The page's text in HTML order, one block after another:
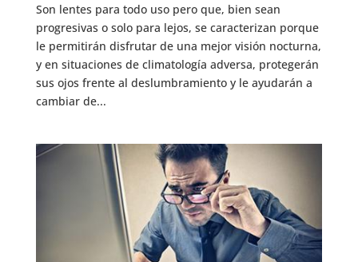
Son lentes para todo uso pero que, bien sean
progresivas o solo para lejos, se caracterizan porque
le permitirán disfrutar de una mejor visión nocturna,
y en situaciones de climatología adversa, protegerán
sus ojos frente al deslumbramiento y le ayudarán a
cambiar de...